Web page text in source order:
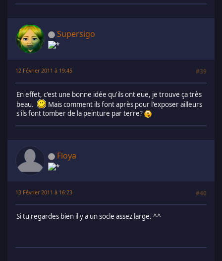
Supersigo
12 Février 2011 à 19:45 #39
En effet, c'est une bonne idée qu'ils ont eue, je trouve ça très
beau.
Mais comment ils font après pour l'exposer ailleurs
s'ils font tomber de la peinture par terre?
Floya
13 Février 2011 à 16:23 #40
Si tu regardes bien il y a un socle assez large. ^^